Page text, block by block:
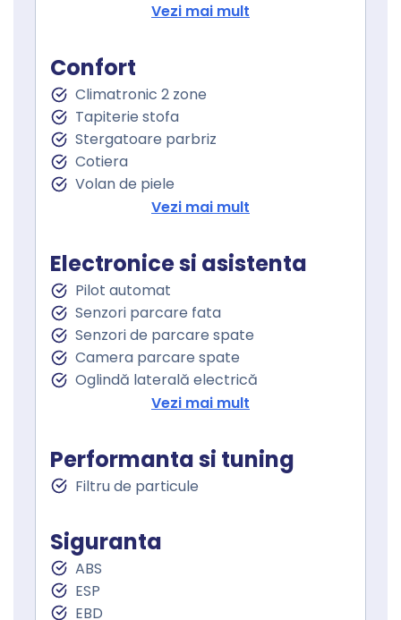
Touchscreen
Vezi mai mult
Confort
Climatronic 2 zone
Tapiterie stofa
Stergatoare parbriz
Cotiera
Volan de piele
Volan cu comenzi
Keyless go
Pornire motor Keyless
Senzor ploaie
Geamuri fata electrice
Geamuri spate electrice
Geamuri cu tenta
Vezi mai mult
Electronice si asistenta
Pilot automat
Senzori parcare fata
Senzori de parcare spate
Camera parcare spate
Oglindă laterală electrică
Oglinzi retrovizoare incalzite
Asistenta la franare
Controlul tractiunii
Asistent staionare in rampa
Stopuri LED
Sistem Start Stop
Senzori presiune roti
Frana parcare electrica
Vezi mai mult
Performanta si tuning
Filtru de particule
Siguranta
ABS
ESP
EBD